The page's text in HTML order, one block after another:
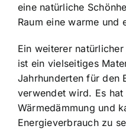
eine natürliche
Raum eine warme und
Ein weiterer
ist ein vielseitiges
Jahrhunderten für den
verwendet wird. Es hat
Wärmedämmung und
Energieverbrauch zu